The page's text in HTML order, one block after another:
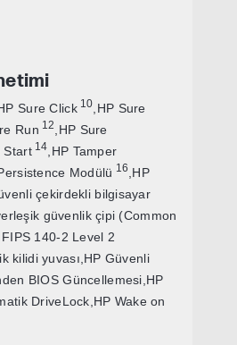
Sure Click 10,HP Sure
Run 12,HP Sure
Start 14,HP Tamper
Modülü 16,HP
çekirdekli bilgisayar
güvenlik çipi (Common
140-2 Level 2
kilidi yuvası,HP Güvenli
BIOS Güncellemesi,HP
DriveLock,HP Wake on